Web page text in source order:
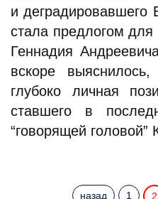
и деградировавшего
стала предлогом
Геннадия
вскоре
глубоко личная
ставшего в
“говорящей головой”
назад 1 2